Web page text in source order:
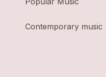
Contemporary music